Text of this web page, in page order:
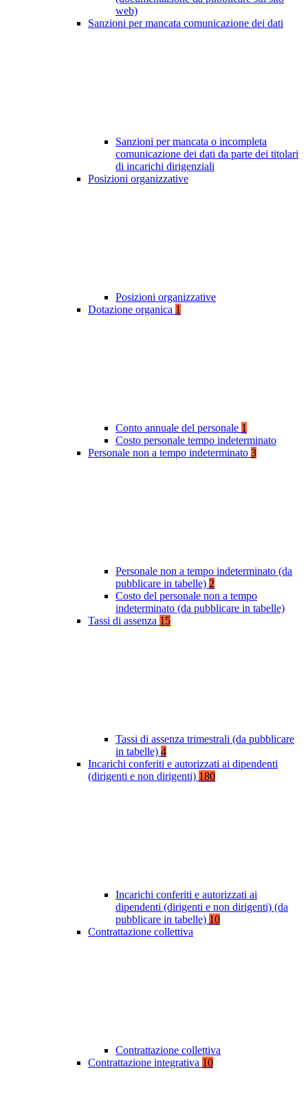
web)
Sanzioni per mancata comunicazione dei dati
Sanzioni per mancata o incompleta
comunicazione dei dati da parte dei titolari
di incarichi dirigenziali
Posizioni organizzative
Posizioni organizzative
Dotazione organica 1
Conto annuale del personale 1
Costo personale tempo indeterminato
Personale non a tempo indeterminato 3
Personale non a tempo indeterminato (da
pubblicare in tabelle) 2
Costo del personale non a tempo
indeterminato (da pubblicare in tabelle)
Tassi di assenza 15
Tassi di assenza trimestrali (da pubblicare
in tabelle) 4
Incarichi conferiti e autorizzati ai dipendenti
(dirigenti e non dirigenti) 180
Incarichi conferiti e autorizzati ai
dipendenti (dirigenti e non dirigenti) (da
pubblicare in tabelle) 10
Contrattazione collettiva
Contrattazione collettiva
Contrattazione integrativa 10